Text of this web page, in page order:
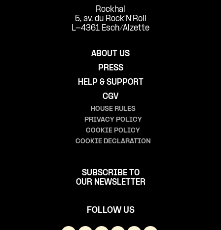
Rockhal
5, av. du Rock'N'Roll
L-4361 Esch/Alzette
ABOUT US
PRESS
HELP & SUPPORT
CGV
HOUSE RULES
PRIVACY POLICY
COOKIE POLICY
COOKIE DECLARATION
SUBSCRIBE TO
OUR NEWSLETTER
FOLLOW US